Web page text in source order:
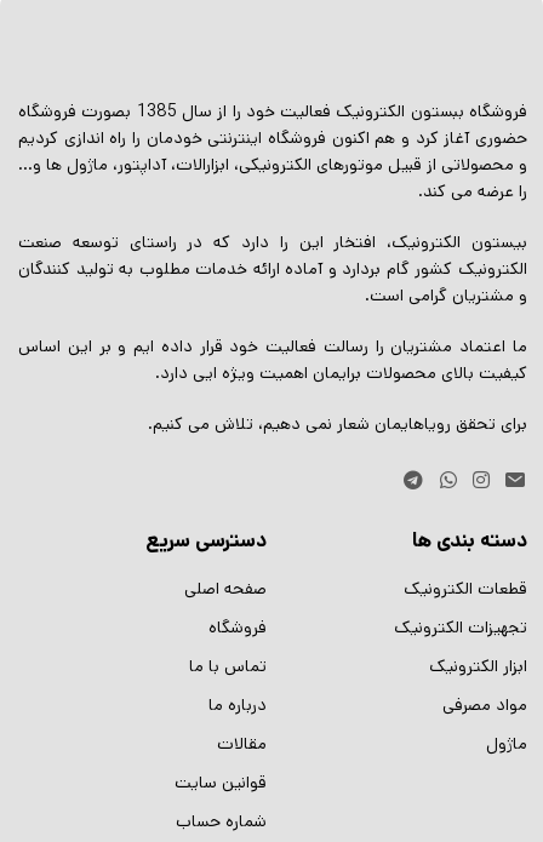
فروشگاه ببستون الکترونیک فعالیت خود را از سال 1385 بصورت فروشگاه
حضوری آغاز کرد و هم اکنون فروشگاه اینترنتی خودمان را راه اندازی کردیم
و محصولاتی از قبیل موتورهای الکترونیکی، ابزارالات، آداپتور، ماژول ها و…
را عرضه می کند.
بیستون الکترونیک، افتخار این را دارد که در راستای توسعه صنعت
الکترونیک کشور گام بردارد و آماده ارائه خدمات مطلوب به تولید کنندگان
و مشتریان گرامی است.
ما اعتماد مشتریان را رسالت فعالیت خود قرار داده ایم و بر این اساس
کیفیت بالای محصولات برایمان اهمیت ویژه ایی دارد.
برای تحقق رویاهایمان شعار نمی دهیم، تلاش می کنیم.
دسته بندی ها
قطعات الکترونیک
تجهیزات الکترونیک
ابزار الکترونیک
مواد مصرفی
ماژول
دسترسی سریع
صفحه اصلی
فروشگاه
تماس با ما
درباره ما
مقالات
قوانین سایت
شماره حساب